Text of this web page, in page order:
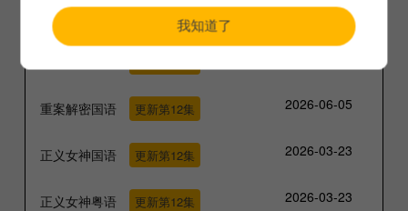
卧底娇娃国语 更新第25集 2026-06-05
重案解密国语 更新第12集 2026-06-05
正义女神国语 更新第12集 2026-03-23
正义女神粤语 更新第12集 2026-03-23
我知道了